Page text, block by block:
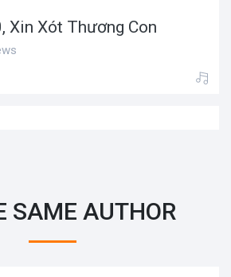
Xin Xót Thương Con
SAME AUTHOR